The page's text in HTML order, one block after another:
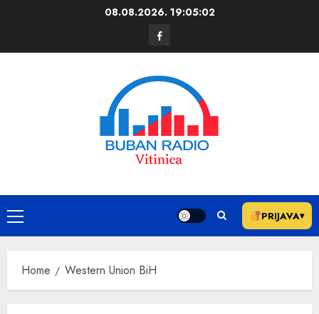
08.08.2026. 19:05:02
PRIJAVA▾
Home Western Union BiH